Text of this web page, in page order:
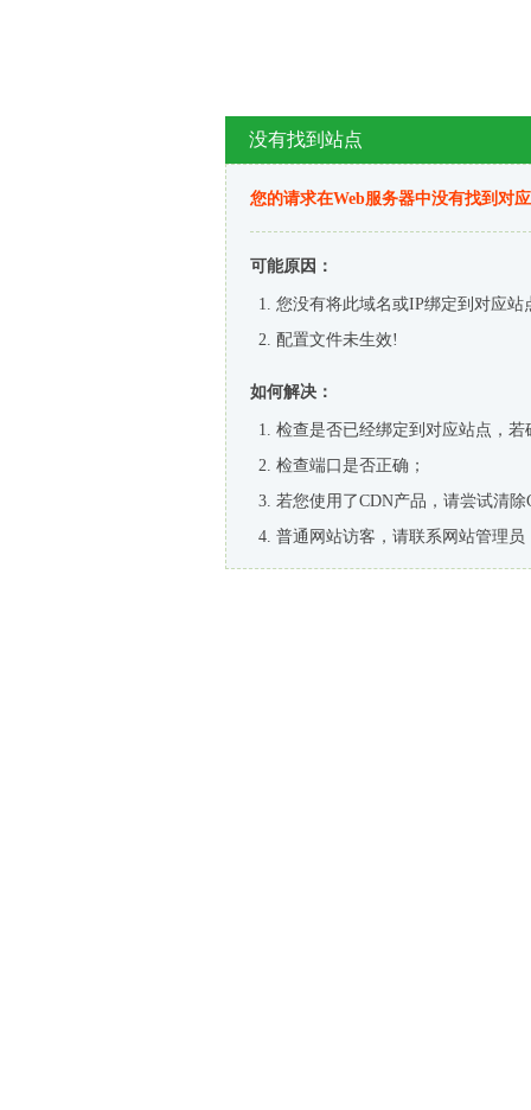
没有找到站点
您的请求在Web服务器中没有找到对
可能原因：
您没有将此域名或IP绑定到对应站
配置文件未生效!
如何解决：
检查是否已经绑定到对应站点，
检查端口是否正确；
若您使用了CDN产品，请尝试清除
普通网站访客，请联系网站管理员